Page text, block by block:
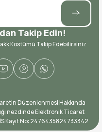
Takip Edin!
Kostümü Takip Edebilirsiniz
Düzenlenmesi Hakkında
nezdinde Elektronik Ticaret
Kayıt No: ​2476435824733342